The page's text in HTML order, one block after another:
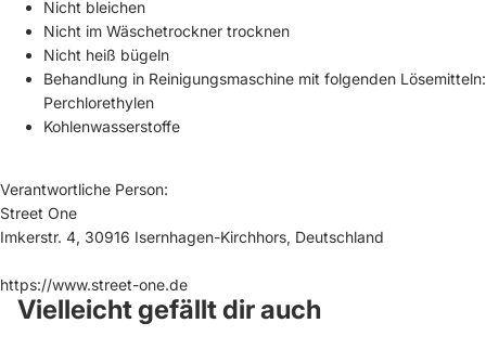
Nicht bleichen
Nicht im Wäschetrockner trocknen
Nicht heiß bügeln
Behandlung in Reinigungsmaschine mit folgenden Lösemitteln:
Perchlorethylen
Kohlenwasserstoffe
Verantwortliche Person:
Street One
Imkerstr. 4, 30916 Isernhagen-Kirchhors, Deutschland
https://www.street-one.de
Vielleicht gefällt dir auch